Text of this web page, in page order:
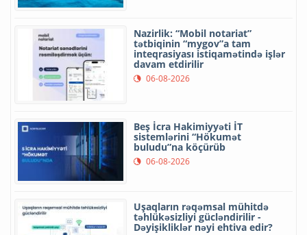
Nazirlik: “Mobil notariat”
tətbiqinin “mygov”a tam
inteqrasiyası istiqamətində işlər
davam etdirilir
06-08-2026
Beş İcra Hakimiyyəti İT
sistemlərini “Hökumət
buludu”na köçürüb
06-08-2026
Uşaqların rəqəmsal mühitdə
təhlükəsizliyi gücləndirilir -
Dəyişikliklər nəyi ehtiva edir?